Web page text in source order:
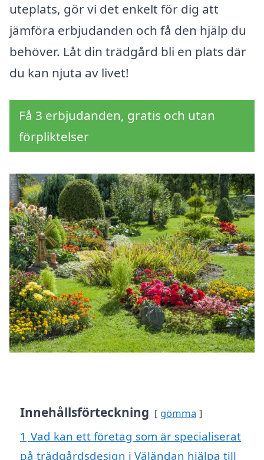
uteplats, gör vi det enkelt för dig att
jämföra erbjudanden och få den hjälp du
behöver. Låt din trädgård bli en plats där
du kan njuta av livet!
Få 3 erbjudanden, gratis och utan
förpliktelser
Innehållsförteckning gömma
1 Vad kan ett företag som är specialiserat
på trädgårdsdesign i Väländan hjälpa till